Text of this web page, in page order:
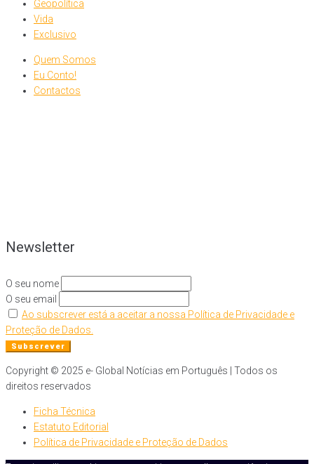
Geopolítica
Vida
Exclusivo
Quem Somos
Eu Conto!
Contactos
Newsletter
O seu nome
O seu email
Ao subscrever está a aceitar a nossa Política de Privacidade e
Proteção de Dados.
Copyright © 2025 e- Global Notícias em Português | Todos os
direitos reservados
Ficha Técnica
Estatuto Editorial
Política de Privacidade e Proteção de Dados